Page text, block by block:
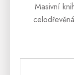
Masivní